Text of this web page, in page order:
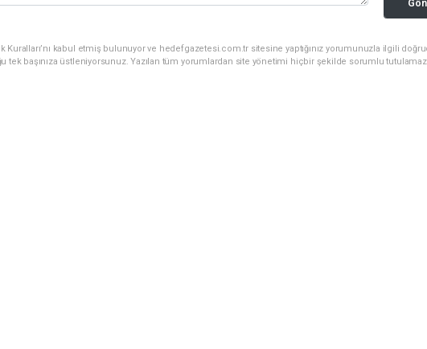
Kuralları’nı kabul etmiş bulunuyor ve hedefgazetesi.com.tr sitesine yaptığınız yorumunuzla ilgili
tek başınıza üstleniyorsunuz. Yazılan tüm yorumlardan site yönetimi hiçbir şekilde sorumlu